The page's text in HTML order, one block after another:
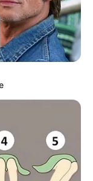
emelnék a
hogy egy
volt,